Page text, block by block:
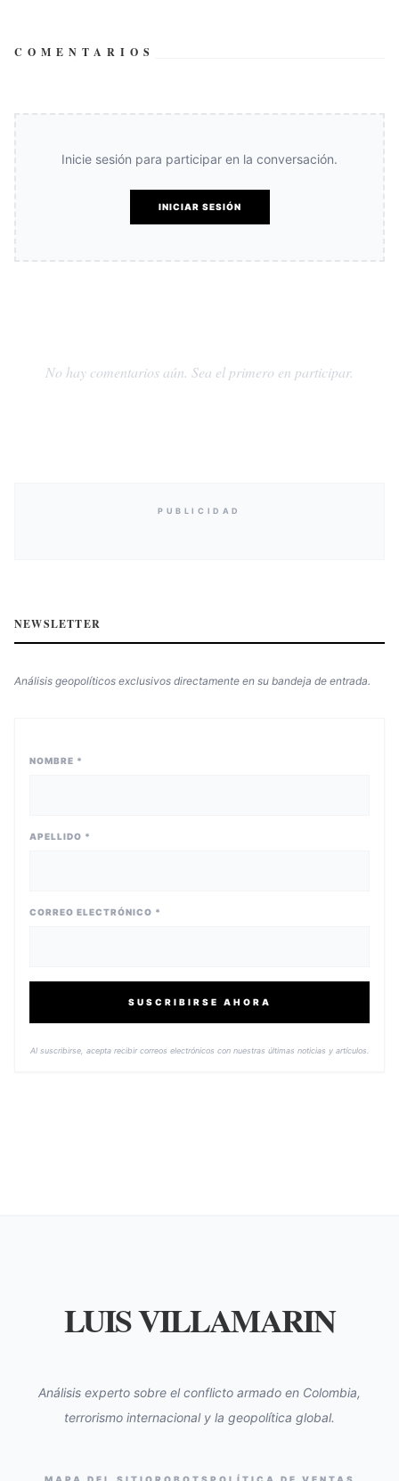
COMENTARIOS
Inicie sesión para participar en la conversación.
INICIAR SESIÓN
No hay comentarios aún. Sea el primero en participar.
PUBLICIDAD
NEWSLETTER
Análisis geopolíticos exclusivos directamente en su bandeja de entrada.
NOMBRE *
APELLIDO *
CORREO ELECTRÓNICO *
SUSCRIBIRSE AHORA
Al suscribirse, acepta recibir correos electrónicos con nuestras últimas noticias y artículos.
LUIS VILLAMARIN
Análisis experto sobre el conflicto armado en Colombia,
terrorismo internacional y la geopolítica global.